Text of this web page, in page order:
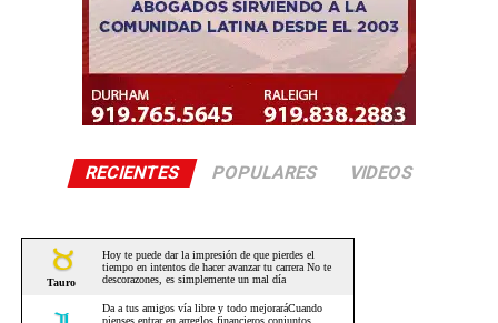
RECIENTES POPULARES VIDEOS